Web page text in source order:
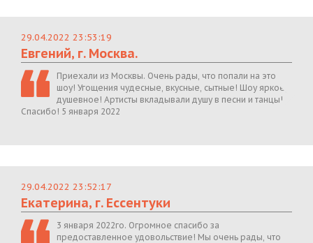
29.04.2022 23:53:19
Евгений, г. Москва.
Приехали из Москвы. Очень рады, что попали на это
шоу! Угощения чудесные, вкусные, сытные! Шоу яркое,
душевное! Артисты вкладывали душу в песни и танцы!
Спасибо! 5 января 2022
29.04.2022 23:52:17
Екатерина, г. Ессентуки
3 января 2022го. Огромное спасибо за
предоставленное удовольствие! Мы очень рады, что